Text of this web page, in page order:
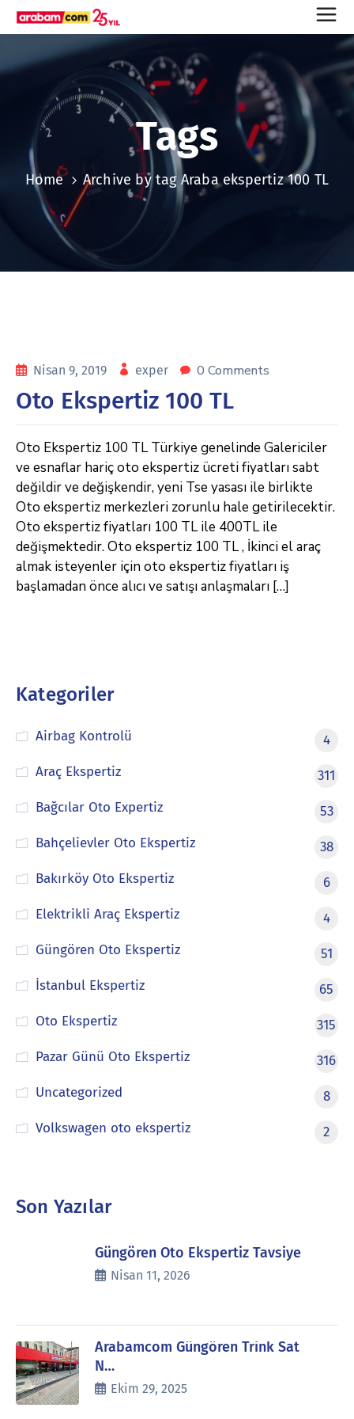
Tags
Home Archive by tag Araba ekspertiz 100 TL
Nisan 9, 2019 exper 0 Comments
Oto Ekspertiz 100 TL
Oto Ekspertiz 100 TL Türkiye genelinde Galericiler
ve esnaflar hariç oto ekspertiz ücreti fiyatları sabt
değildir ve değişkendir, yeni Tse yasası ile birlikte
Oto ekspertiz merkezleri zorunlu hale getirilecektir.
Oto ekspertiz fiyatları 100 TL ile 400TL ile
değişmektedir. Oto ekspertiz 100 TL , İkinci el araç
almak isteyenler için oto ekspertiz fiyatları iş
başlamadan önce alıcı ve satışı anlaşmaları […]
Kategoriler
Airbag Kontrolü
4
Araç Ekspertiz
311
Bağcılar Oto Expertiz
53
Bahçelievler Oto Ekspertiz
38
Bakırköy Oto Ekspertiz
6
Elektrikli Araç Ekspertiz
4
Güngören Oto Ekspertiz
51
İstanbul Ekspertiz
65
Oto Ekspertiz
315
Pazar Günü Oto Ekspertiz
316
Uncategorized
8
Volkswagen oto ekspertiz
2
Son Yazılar
Güngören Oto Ekspertiz Tavsiye
Nisan 11, 2026
Arabamcom Güngören Trink Sat
N…
Ekim 29, 2025